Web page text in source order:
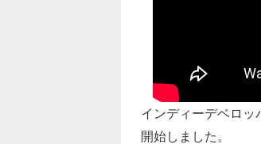
インディーデベロッ
開始しました。